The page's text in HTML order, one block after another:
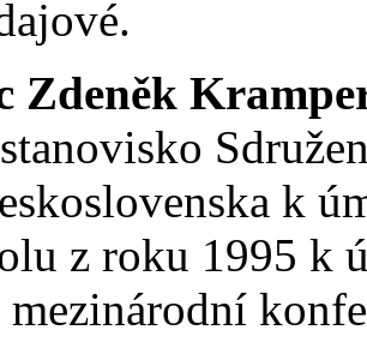
Zdeněk
k
z roku 1995 k
mezinárodní